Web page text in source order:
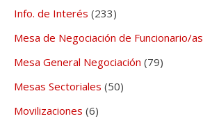
Info. de Interés (233)
Mesa de Negociación de Funcionario/as
Mesa General Negociación (79)
Mesas Sectoriales (50)
Movilizaciones (6)